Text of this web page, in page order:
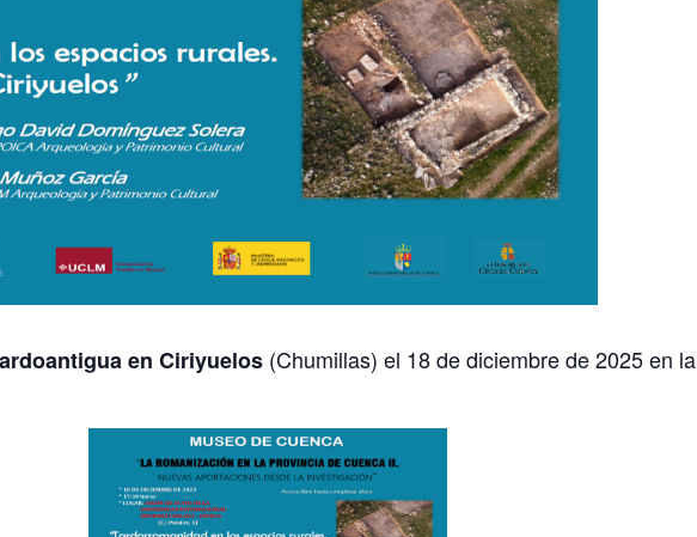
en Ciriyuelos (Chumillas) el 18 de diciembre de 2025 en la